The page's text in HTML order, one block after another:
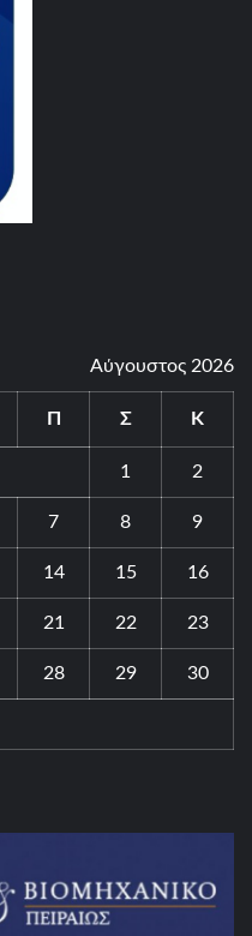
Αύγουστος 2026
Π Σ Κ
1 2
7 8 9
14 15 16
21 22 23
28 29 30